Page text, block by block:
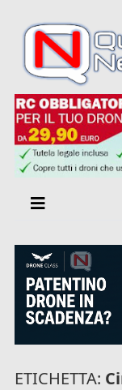
ETICHETTA: